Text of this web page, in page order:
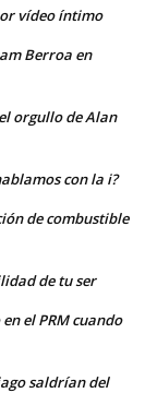
vídeo íntimo
Berroa en
orgullo de Alan
con la i?
de combustible
de tu ser
el PRM cuando
saldrían del